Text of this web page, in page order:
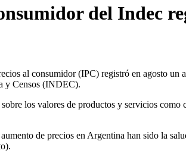
del Indec
al consumidor (IPC) registró en agosto un
y Censos (INDEC).
los valores de productos y servicios
de precios en Argentina han sido la